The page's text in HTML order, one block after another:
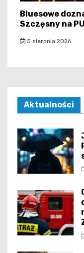
Bluesowe
Szczęsny na
5 sierpnia 2026
Aktualności